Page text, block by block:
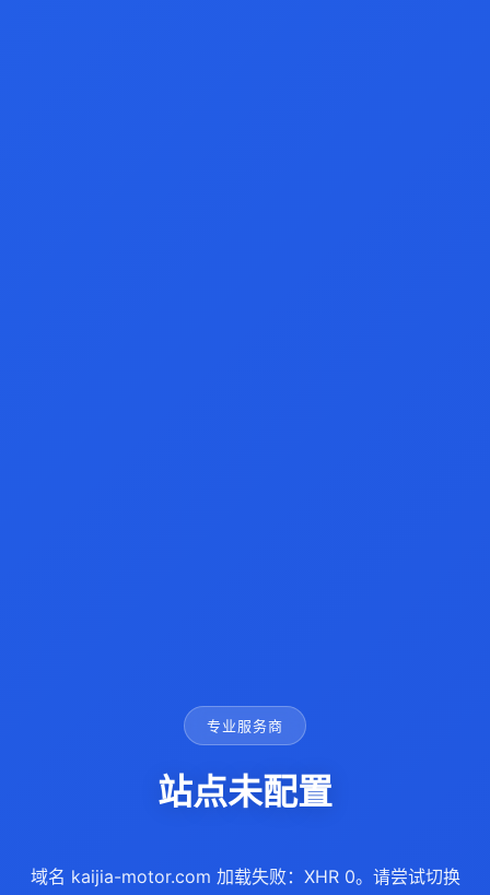
专业服务商
站点未配置
域名 kaijia-motor.com 加载失败：XHR 0。请尝试切换